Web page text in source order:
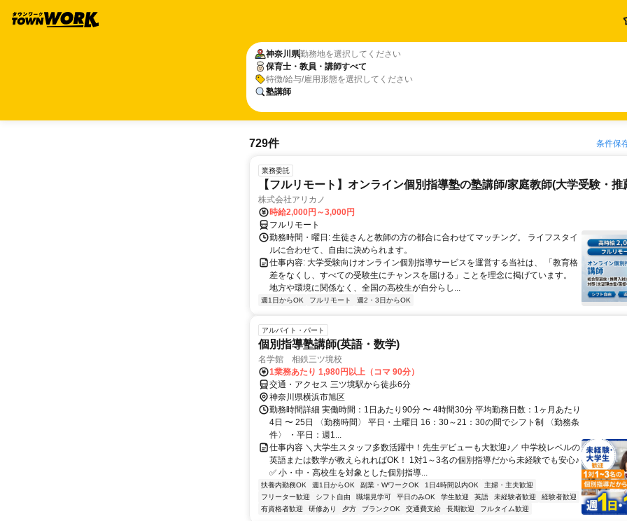
神奈川県勤務地を選択してください
保育士・教員・講師すべて
特徴/給与/雇用形態を選択してください
塾講師
729件 条件保
業務委託
【フルリモート】オンライン個別指導塾の塾講師/家庭教師(大学受験・推
株式会社アリカノ
時給2,000円～3,000円
フルリモート
勤務時間・曜日: 生徒さんと教師の方の都合に合わせてマッチング。 ライフスタイ
ルに合わせて、自由に決められます。
仕事内容: 大学受験向けオンライン個別指導サービスを運営する当社は、 「教育格
差をなくし、すべての受験生にチャンスを届ける」ことを理念に掲げています。
地方や環境に関係なく、全国の高校生が自分らし...
週1日からOK フルリモート 週2・3日からOK
アルバイト・パート
個別指導塾講師(英語・数学)
名学館 相鉄三ツ境校
1業務あたり 1,980円以上（コマ 90分）
交通・アクセス 三ツ境駅から徒歩6分
神奈川県横浜市旭区
勤務時間詳細 実働時間：1日あたり90分 〜 4時間30分 平均勤務日数：1ヶ月あたり
4日 〜 25日 〈勤務時間〉 平日・土曜日 16：30～21：30の間でシフト制 〈勤務条
件〉 ・平日：週1...
仕事内容 ＼大学生スタッフ多数活躍中！先生デビューも大歓迎♪／ 中学校レベルの
英語または数学が教えられればOK！ 1対1～3名の個別指導だから未経験でも安心♪
✅ 小・中・高校生を対象とした個別指導...
扶養内勤務OK 週1日からOK 副業・WワークOK 1日4時間以内OK
主婦・主夫歓迎
フリーター歓迎
シフト自由 職場見学可 平日のみOK 学生歓迎 英語 未経験者歓迎
経験者歓迎
有資格者歓迎
研修あり 夕方 ブランクOK 交通費支給 長期歓迎 フルタイム歓迎